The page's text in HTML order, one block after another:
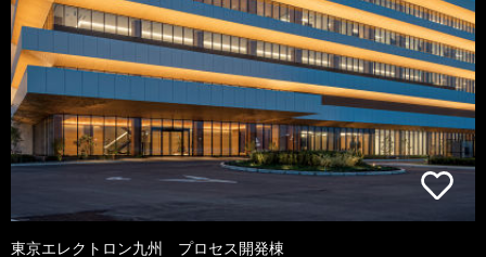
東京エレクトロン九州 プロセス開発棟